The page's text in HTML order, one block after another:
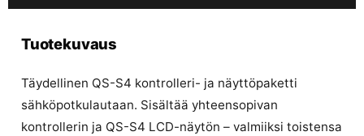
Tuotekuvaus
Täydellinen QS-S4 kontrolleri- ja näyttöpaketti
sähköpotkulautaan. Sisältää yhteensopivan
kontrollerin ja QS-S4 LCD-näytön – valmiiksi toistensa